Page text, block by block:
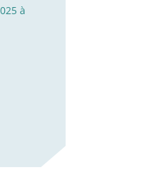
à